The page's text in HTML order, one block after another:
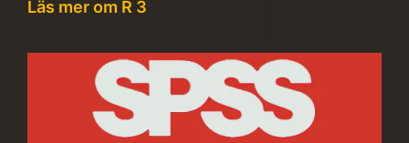
Läs mer om R 3